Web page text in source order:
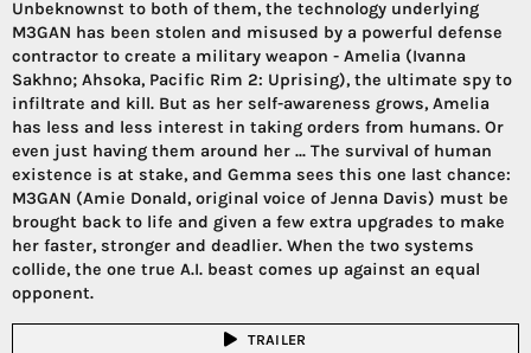
Unbeknownst to both of them, the technology underlying
M3GAN has been stolen and misused by a powerful defense
contractor to create a military weapon - Amelia (Ivanna
Sakhno; Ahsoka, Pacific Rim 2: Uprising), the ultimate spy to
infiltrate and kill. But as her self-awareness grows, Amelia
has less and less interest in taking orders from humans. Or
even just having them around her ... The survival of human
existence is at stake, and Gemma sees this one last chance:
M3GAN (Amie Donald, original voice of Jenna Davis) must be
brought back to life and given a few extra upgrades to make
her faster, stronger and deadlier. When the two systems
collide, the one true A.I. beast comes up against an equal
opponent.
TRAILER